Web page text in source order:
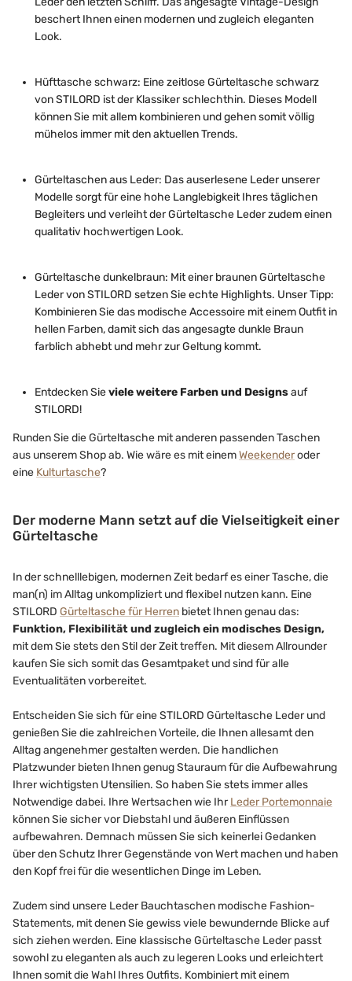
beschert Ihnen einen modernen und zugleich eleganten
Look.
Hüfttasche schwarz: Eine zeitlose Gürteltasche schwarz
von STILORD ist der Klassiker schlechthin. Dieses Modell
können Sie mit allem kombinieren und gehen somit völlig
mühelos immer mit den aktuellen Trends.
Gürteltaschen aus Leder: Das auserlesene Leder unserer
Modelle sorgt für eine hohe Langlebigkeit Ihres täglichen
Begleiters und verleiht der Gürteltasche Leder zudem einen
qualitativ hochwertigen Look.
Gürteltasche dunkelbraun: Mit einer braunen Gürteltasche
Leder von STILORD setzen Sie echte Highlights. Unser Tipp:
Kombinieren Sie das modische Accessoire mit einem Outfit in
hellen Farben, damit sich das angesagte dunkle Braun
farblich abhebt und mehr zur Geltung kommt.
Entdecken Sieviele weitere Farben und Designsauf
STILORD!
Runden Sie die Gürteltasche mit anderen passenden Taschen
aus unserem Shop ab. Wie wäre es mit einemWeekenderoder
eine Kulturtasche?
Der moderne Mann setzt auf die Vielseitigkeit einer
Gürteltasche
In der schnelllebigen, modernen Zeit bedarf es einer Tasche, die
man(n) im Alltag unkompliziert und flexibel nutzen kann. Eine
STILORD Gürteltasche für Herren bietet Ihnen genau das:
Funktion, Flexibilität und zugleich ein modisches Design,
mit dem Sie stets den Stil der Zeit treffen. Mit diesem Allrounder
kaufen Sie sich somit das Gesamtpaket und sind für alle
Eventualitäten vorbereitet.
Entscheiden Sie sich für eine STILORD Gürteltasche Leder und
genießen Sie die zahlreichen Vorteile, die Ihnen allesamt den
Alltag angenehmer gestalten werden. Die handlichen
Platzwunder bieten Ihnen genug Stauraum für die Aufbewahrung
Ihrer wichtigsten Utensilien. So haben Sie stets immer alles
Notwendige dabei. Ihre Wertsachen wie IhrLeder Portemonnaie
können Sie sicher vor Diebstahl und äußeren Einflüssen
aufbewahren. Demnach müssen Sie sich keinerlei Gedanken
über den Schutz Ihrer Gegenstände von Wert machen und haben
den Kopf frei für die wesentlichen Dinge im Leben.
Zudem sind unsere Leder Bauchtaschen modische Fashion-
Statements, mit denen Sie gewiss viele bewundernde Blicke auf
sich ziehen werden. Eine klassische Gürteltasche Leder passt
sowohl zu eleganten als auch zu legeren Looks und erleichtert
Ihnen somit die Wahl Ihres Outfits. Kombiniert mit einem